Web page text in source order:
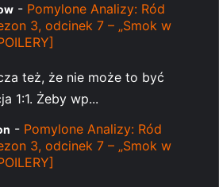
- Pomylone Analizy: Ród
3, odcinek 7 – „Smok w
też, że nie może to być
1:1. Żeby wp...
- Pomylone Analizy: Ród
3, odcinek 7 – „Smok w